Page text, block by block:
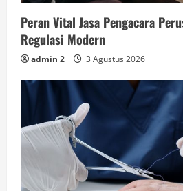
Peran Vital Jasa Pengacara
Regulasi Modern
admin 2 3 Agustus 2026